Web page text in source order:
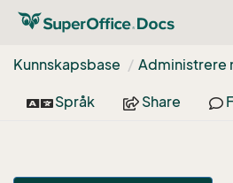
Kunnskapsbase
Administrere
Språk Share